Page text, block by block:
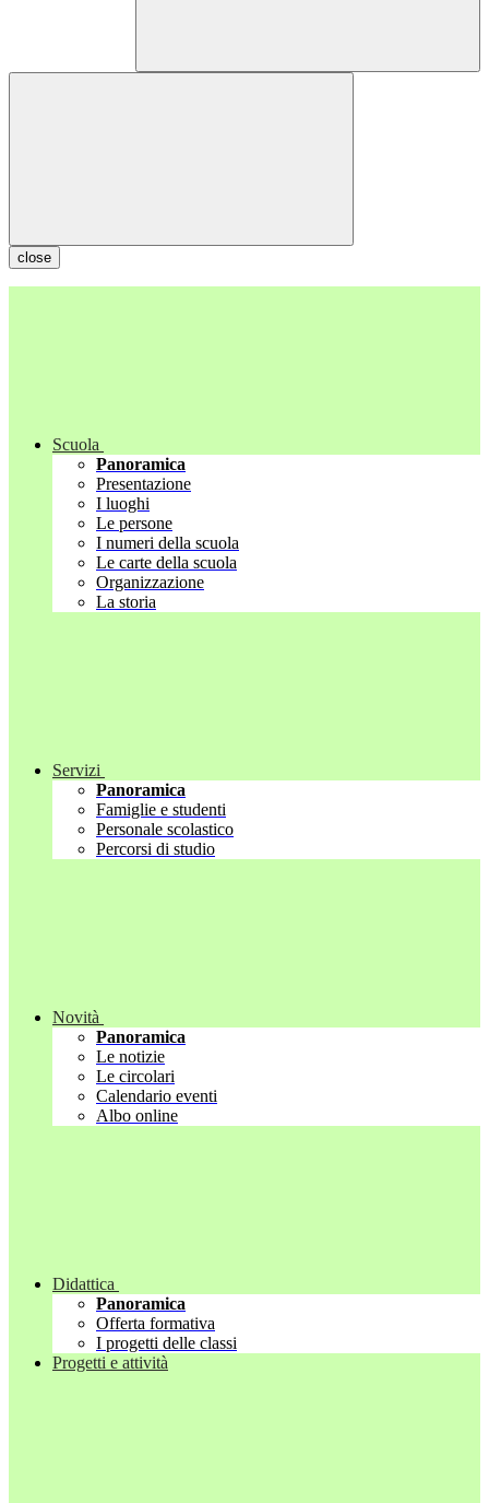
close
Scuola
Panoramica
Presentazione
I luoghi
Le persone
I numeri della scuola
Le carte della scuola
Organizzazione
La storia
Servizi
Panoramica
Famiglie e studenti
Personale scolastico
Percorsi di studio
Novità
Panoramica
Le notizie
Le circolari
Calendario eventi
Albo online
Didattica
Panoramica
Offerta formativa
I progetti delle classi
Progetti e attività